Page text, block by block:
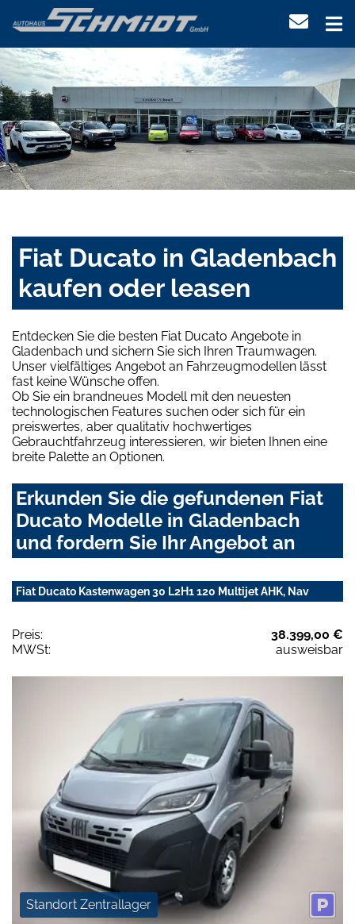
Fiat Ducato in Gladenbach
kaufen oder leasen
Entdecken Sie die besten Fiat Ducato Angebote in
Gladenbach und sichern Sie sich Ihren Traumwagen.
Unser vielfältiges Angebot an Fahrzeugmodellen lässt
fast keine Wünsche offen.
Ob Sie ein brandneues Modell mit den neuesten
technologischen Features suchen oder sich für ein
preiswertes, aber qualitativ hochwertiges
Gebrauchtfahrzeug interessieren, wir bieten Ihnen eine
breite Palette an Optionen.
Erkunden Sie die gefundenen Fiat
Ducato Modelle in Gladenbach
und fordern Sie Ihr Angebot an
Fiat Ducato Kastenwagen 30 L2H1 120 Multijet AHK, Nav
Preis:
38.399,00 €
MWSt:
ausweisbar
Standort Zentrallager